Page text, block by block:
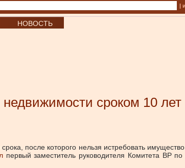
|
НОВОСТЬ
недвижимости сроком 10 лет
после которого нельзя истребовать
первый заместитель руководителя Комитета ВР